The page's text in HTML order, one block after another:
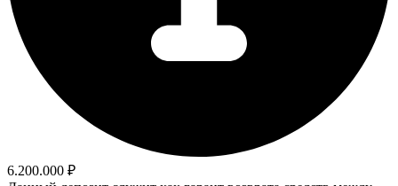
6.200.000 ₽